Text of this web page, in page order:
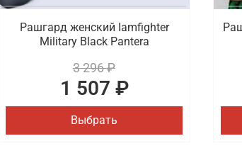
Рашгард женский Iamfighter
Military Black Pantera
3 296 ₽
1 507 ₽
Выбрать